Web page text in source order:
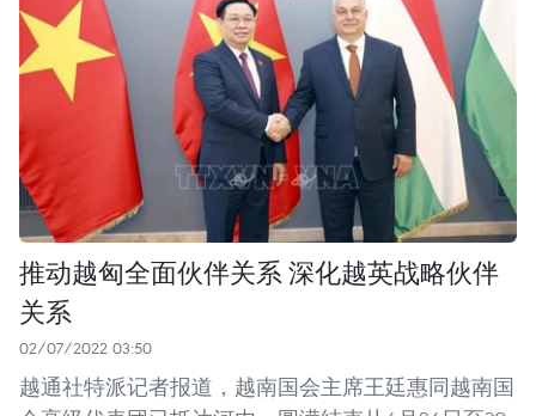
推动越匈全面伙伴关系 深化越英战略伙伴
关系
02/07/2022 03:50
越通社特派记者报道，越南国会主席王廷惠同越南国